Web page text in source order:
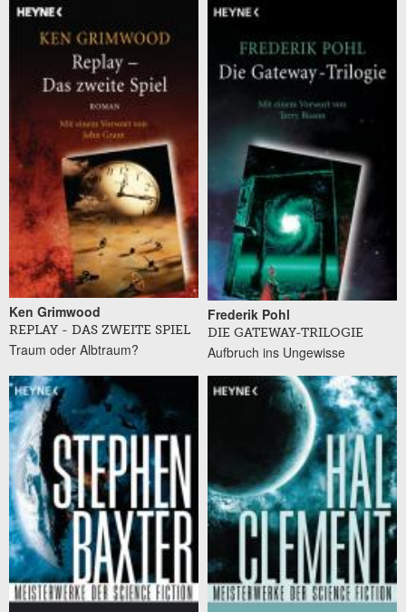
Ken Grimwood
REPLAY - DAS ZWEITE SPIEL
Traum oder Albtraum?
Frederik Pohl
DIE GATEWAY-TRILOGIE
Aufbruch ins Ungewisse